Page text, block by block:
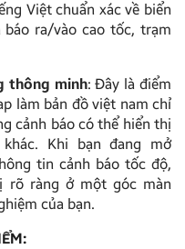
Việt chuẩn xác về biển
ra/vào cao tốc, trạm
thông minh: Đây là điểm
làm bản đồ việt nam chỉ
cảnh báo có thể hiển thị
Khi bạn đang mở
tin cảnh báo tốc độ,
rõ ràng ở một góc màn
của bạn.